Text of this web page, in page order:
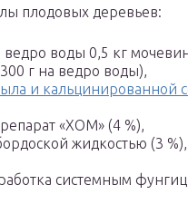
плодовых деревьев:
воды 0,5 кг
г на ведро воды),
и кальцинированной
«ХОМ» (4 %),
жидкостью (3
системным